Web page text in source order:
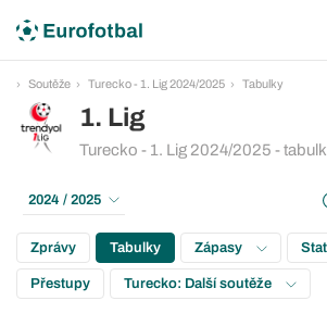
Soutěže Turecko - 1. Lig 2024/2025 Tabulky
1. Lig
Turecko - 1. Lig 2024/2025 -
2024 / 2025
Zprávy Tabulky Zápasy
Přestupy Turecko: Další soutěže